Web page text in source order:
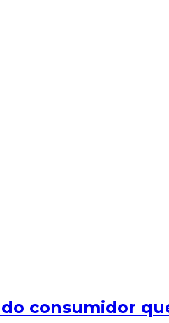
consumidor